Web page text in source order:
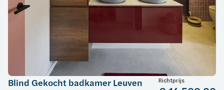
Blind Gekocht badkamer Leuven
Richtprijs